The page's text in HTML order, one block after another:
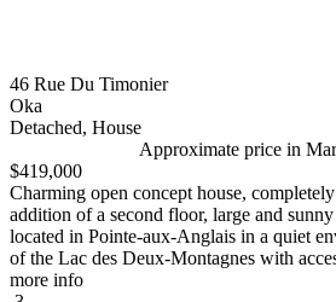
46 Rue Du Timonier
Oka
Detached, House
Approximate price in
$419,000
Charming open concept house,
addition of a second floor, large and
located in Pointe-aux-Anglais in a quiet
of the Lac des Deux-Montagnes with
more info